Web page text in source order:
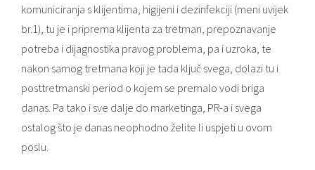
komuniciranja s klijentima, higijeni i dezinfekciji (meni uvijek
br.1), tu je i priprema klijenta za tretman, prepoznavanje
potreba i dijagnostika pravog problema, pa i uzroka, te
nakon samog tretmana koji je tada ključ svega, dolazi tu i
posttretmanski period o kojem se premalo vodi briga
danas. Pa tako i sve dalje do marketinga, PR-a i svega
ostalog što je danas neophodno želite li uspjeti u ovom
poslu.